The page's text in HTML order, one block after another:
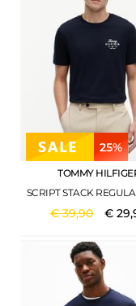
25%
TOMMY
€39,90 €29,